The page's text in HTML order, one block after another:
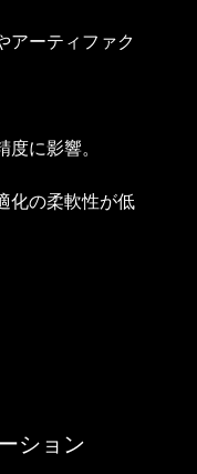
アーティファク
に影響。
化の柔軟性が低
ション